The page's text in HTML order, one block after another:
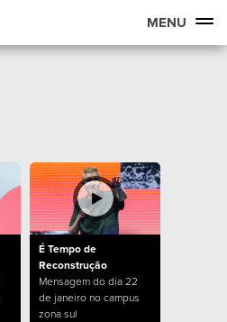
MENU
É Tempo de
Reconstrução
Mensagem do dia 22
de janeiro no campus
zona sul